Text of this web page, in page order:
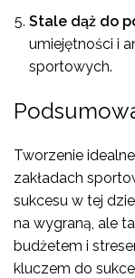
Stale dąż do
umiejętności i
sportowych.
Tworzenie
zakładach
sukcesu w tej
na wygraną, ale
budżetem i
kluczem do